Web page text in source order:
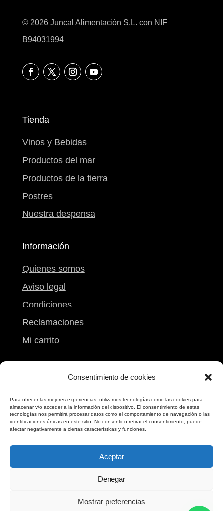
Consentimiento de cookies
Para ofrecer las mejores experiencias, utilizamos tecnologías como las cookies para
almacenar y/o acceder a la información del dispositivo. El consentimiento de estas
tecnologías nos permitirá procesar datos como el comportamiento de navegación o las
identificaciones únicas en este sitio. No consentir o retirar el consentimiento, puede
afectar negativamente a ciertas características y funciones.
Aceptar
Denegar
Mostrar preferencias
© 2026 Juncal Alimentación S.L. con NIF
B94031994
Tienda
Vinos y Bebidas
Productos del mar
Productos de la tierra
Postres
Nuestra despensa
Información
Quienes somos
Aviso legal
Condiciones
Reclamaciones
Mi carrito
Pontevedra
986 861 612
698 173 173